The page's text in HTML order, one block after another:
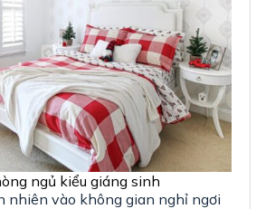
ngủ kiểu giáng sinh
nhiên vào không gian nghỉ ngơi